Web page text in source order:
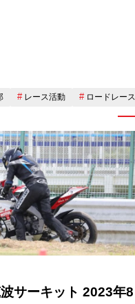
レース活動 ロードレース
サーキット 2023年8